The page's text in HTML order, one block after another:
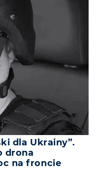
dla Ukrainy”.
drona
na froncie